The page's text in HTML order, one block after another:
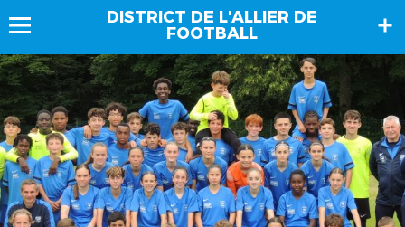
DISTRICT DE L'ALLIER DE
FOOTBALL